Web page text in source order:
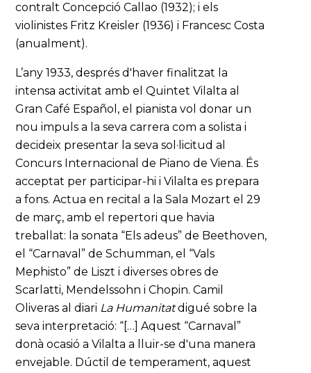
contralt Concepció Callao (1932); i els
violinistes Fritz Kreisler (1936) i Francesc Costa
(anualment).
L’any 1933, després d'haver finalitzat la
intensa activitat amb el Quintet Vilalta al
Gran Café Español, el pianista vol donar un
nou impuls a la seva carrera com a solista i
decideix presentar la seva sol·licitud al
Concurs Internacional de Piano de Viena. És
acceptat per participar-hi i Vilalta es prepara
a fons. Actua en recital a la Sala Mozart el 29
de març, amb el repertori que havia
treballat: la sonata “Els adeus” de Beethoven,
el “Carnaval” de Schumman, el “Vals
Mephisto” de Liszt i diverses obres de
Scarlatti, Mendelssohn i Chopin. Camil
Oliveras al diari La Humanitatdigué sobre la
seva interpretació: “[…] Aquest “Carnaval”
donà ocasió a Vilalta a lluir-se d'una manera
envejable. Dúctil de temperament, aquest